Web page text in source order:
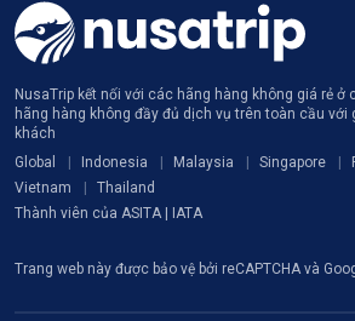
NusaTrip kết nối với các hãng hàng không giá rẻ ở
hãng hàng không đầy đủ dịch vụ trên toàn cầu với
khách
Global
Indonesia Malaysia Singapore
Vietnam
Thailand
Thành viên của ASITA | IATA
Trang web này được bảo vệ bởi reCAPTCHA và